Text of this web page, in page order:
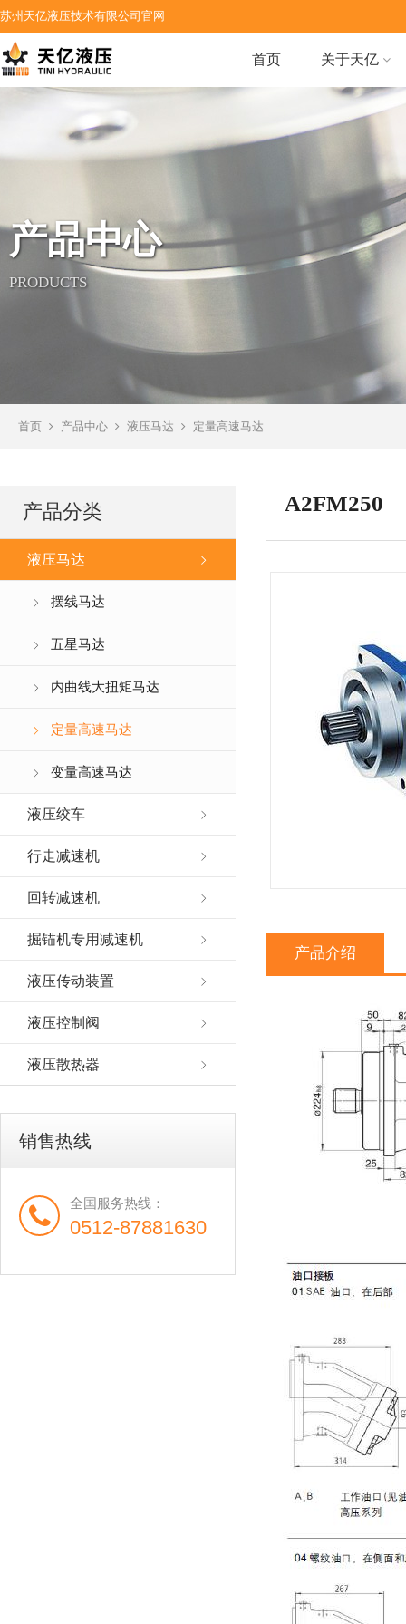
苏州天亿液压技术有限公司官网
首页 关于天亿
产品中心
PRODUCTS
首页 产品中心 液压马达 定量高速马达
产品分类
液压马达
摆线马达
五星马达
内曲线大扭矩马达
定量高速马达
变量高速马达
液压绞车
行走减速机
回转减速机
掘锚机专用减速机
液压传动装置
液压控制阀
液压散热器
销售热线
全国服务热线：
0512-87881630
A2FM250
产品介绍